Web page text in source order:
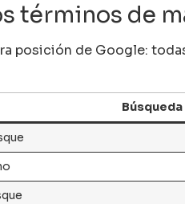
términos de
posición de Google:
Búsqueda